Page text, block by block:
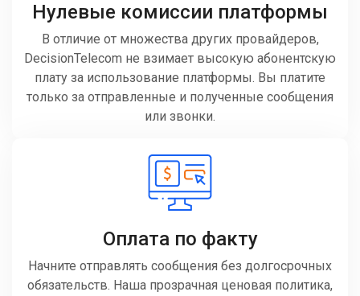
Нулевые комиссии платформы
В отличие от множества других провайдеров,
DecisionTelecom не взимает высокую абонентскую
плату за использование платформы. Вы платите
только за отправленные и полученные сообщения
или звонки.
Оплата по факту
Начните отправлять сообщения без долгосрочных
обязательств. Наша прозрачная ценовая политика,